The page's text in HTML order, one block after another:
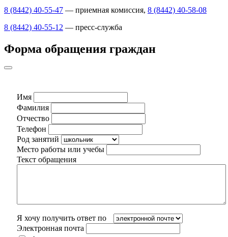
8 (8442) 40-55-47 — приемная комиссия, 8 (8442) 40-58-08
8 (8442) 40-55-12 — пресс-служба
Форма обращения граждан
Имя
Фамилия
Отчество
Телефон
Род занятий
Место работы или учебы
Текст обращения
Я хочу получить ответ по
Электронная почта